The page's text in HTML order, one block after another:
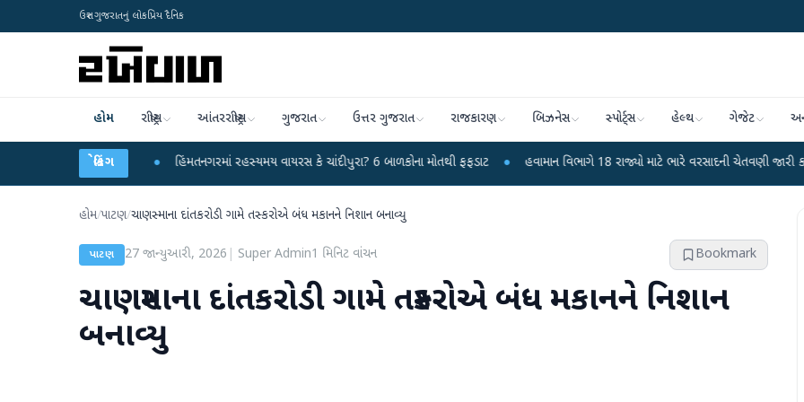
ઉત્તર ગુજરાતનું લોકપ્રિય દૈનિક
હોમ રાષ્ટ્રીય આંતરરાષ્ટ્રીય ગુજરાત ઉત્તર ગુજરાત રાજકારણ બિઝનેસ સ્પોર્ટ્સ હેલ્થ ગેજેટ
બ્રેકિંગ
હિંમતનગરમાં રહસ્યમય વાયરસ કે ચાંદીપુરા? 6 બાળકોના મોતથી ફફડાટ ● હવામાન વિભાગે 18 રાજ્યો માટે ભારે વરસાદની ચેતવણી જારી કરી ●
હોમ/પાટણ/ચાણસ્માના દાંતકરોડી ગામે તસ્કરોએ બંધ મકાનને નિશાન બનાવ્યુ
પાટણ 27 જાન્યુઆરી, 2026 Super Admin1 મિનિટ વાંચન Bookmark
ચાણસ્માના દાંતકરોડી ગામે તસ્કરોએ બંધ મકાનને નિશાન
બનાવ્યુ